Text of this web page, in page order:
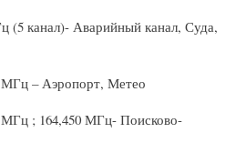
(5 канал)- Аварийный канал, Суда,
Метео
МГц- Поисково-